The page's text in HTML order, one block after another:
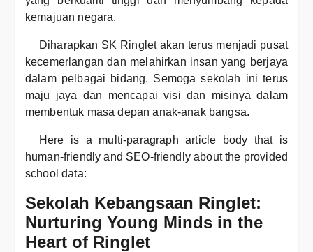
kemajuan negara.
Diharapkan SK Ringlet akan terus menjadi pusat
kecemerlangan dan melahirkan insan yang berjaya
dalam pelbagai bidang. Semoga sekolah ini terus
maju jaya dan mencapai visi dan misinya dalam
membentuk masa depan anak-anak bangsa.
Here is a multi-paragraph article body that is
human-friendly and SEO-friendly about the provided
school data:
Sekolah Kebangsaan Ringlet:
Nurturing Young Minds in the
Heart of Ringlet